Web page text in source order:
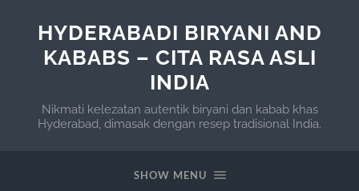
HYDERABADI BIRYANI AND
KABABS – CITA RASA ASLI
INDIA
Nikmati kelezatan autentik biryani dan kabab khas
Hyderabad, dimasak dengan resep tradisional India.
SHOW MENU